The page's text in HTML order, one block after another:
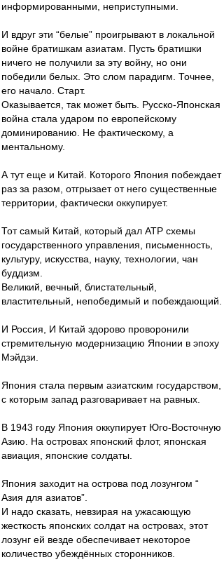
информированными, неприступными.
И вдруг эти “белые” проигрывают в локальной
войне братишкам азиатам. Пусть братишки
ничего не получили за эту войну, но они
победили белых. Это слом парадигм. Точнее,
его начало. Старт.
Оказывается, так может быть. Русско-Японская
война стала ударом по европейскому
доминированию. Не фактическому, а
ментальному.
А тут еще и Китай. Которого Япония побеждает
раз за разом, отгрызает от него существенные
территории, фактически оккупирует.
Тот самый Китай, который дал АТР схемы
государственного управления, письменность,
культуру, искусства, науку, технологии, чан
буддизм.
Великий, вечный, блистательный,
властительный, непобедимый и побеждающий.
И Россия, И Китай здорово проворонили
стремительную модернизацию Японии в эпоху
Мэйдзи.
Япония стала первым азиатским государством,
с которым запад разговаривает на равных.
В 1943 году Япония оккупирует Юго-Восточную
Азию. На островах японский флот, японская
авиация, японские солдаты.
Япония заходит на острова под лозунгом “
Азия для азиатов”.
И надо сказать, невзирая на ужасающую
жесткость японских солдат на островах, этот
лозунг ей везде обеспечивает некоторое
количество убеждённых сторонников.